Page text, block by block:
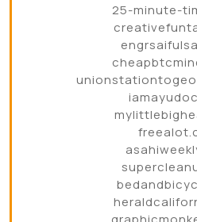
25-minute-